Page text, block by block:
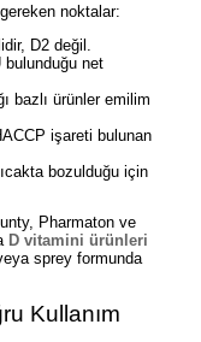
noktalar:
D2 değil.
bulunduğu net
bazlı ürünler emilim
işareti bulunan
bozulduğu için
Pharmaton ve
D vitamini ürünleri
sprey formunda
Kullanım